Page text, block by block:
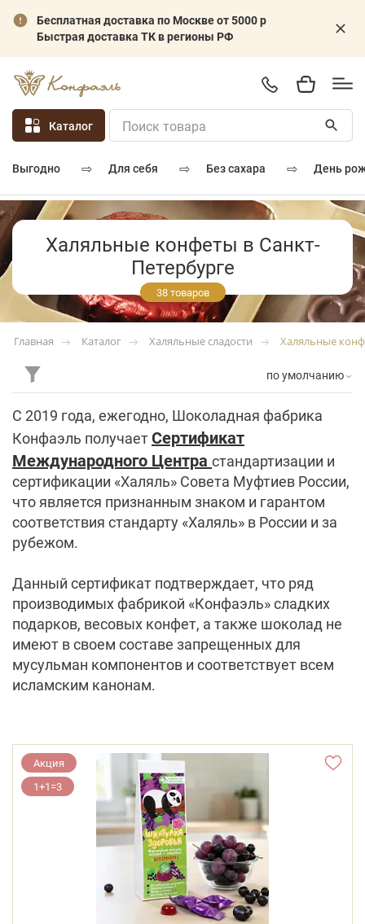
Бесплатная доставка по Москве от 5000 р
Быстрая доставка ТК в регионы РФ
Каталог
выгодно ⇨ для себя ⇨ без сахара ⇨ день
Халяльные конфеты в Санкт-
Петербурге
38 товаров
Главная Каталог Халяльные сладости Халяльные
по умолчанию
С 2019 года, ежегодно, Шоколадная фабрика
Конфаэль получаетСертификат
Международного Центра стандартизации и
сертификации «Халяль» Совета Муфтиев России,
что является признанным знаком и гарантом
соответствия стандарту «Халяль» в России и за
рубежом.
Данный сертификат подтверждает, что ряд
производимых фабрикой «Конфаэль» сладких
подарков, весовых конфет, а также шоколад не
имеют в своем составе запрещенных для
мусульман компонентов и соответствует всем
исламским канонам.
Акция
1+1=3